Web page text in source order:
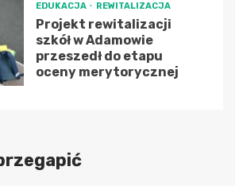
EDUKACJA REWITALIZACJA
Projekt rewitalizacji
szkół w Adamowie
przeszedł do etapu
oceny merytorycznej